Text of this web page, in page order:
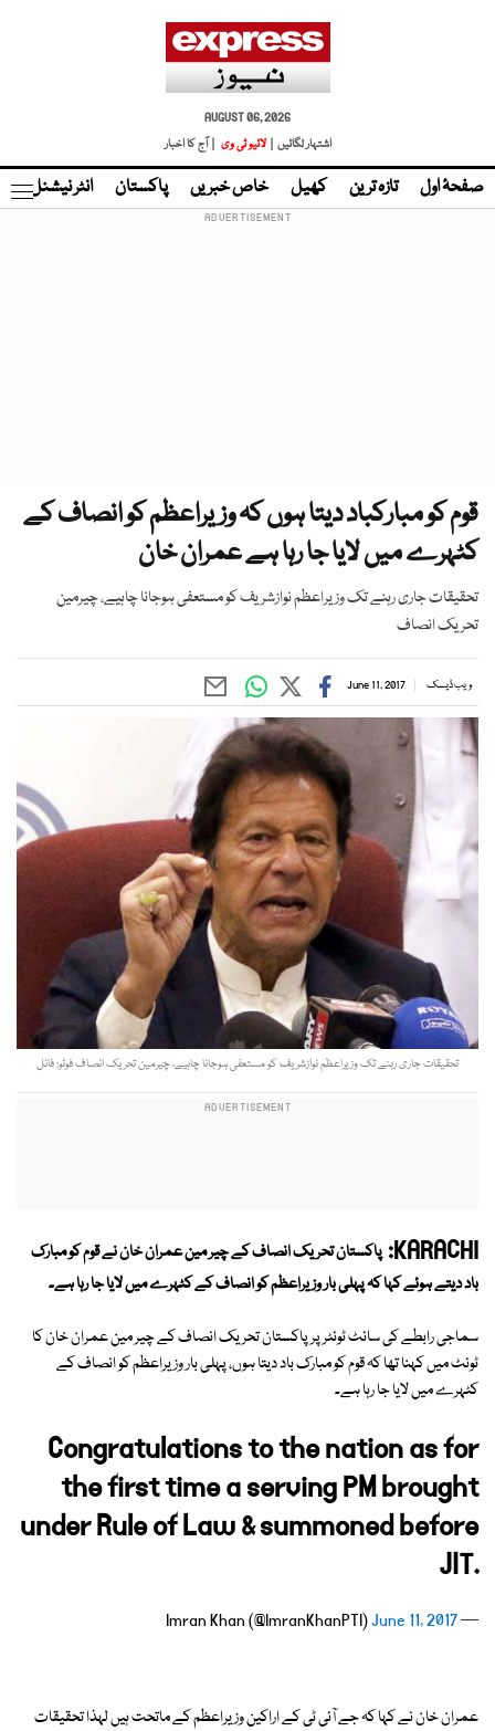
AUGUST 06, 2026
اشتہار لگائیں |
لائیو ٹی وی | آج کا اخبار
صفحۂ اول تازہ ترین کھیل خاص خبریں پاکستان انٹر نیشنل
قوم کو مبارکباد دیتا ہوں کہ وزیراعظم کو انصاف کے
کٹہرے میں لایا جا رہا ہے عمران خان
تحقیقات جاری رہنے تک وزیراعظم نوازشریف کو مستعفی ہوجانا چاہیے، چیرمین
تحریک انصاف
ویب ڈیسک June 11, 2017
تحقیقات جاری رہنے تک وزیراعظم نوازشریف کو مستعفی ہوجانا چاہیے، چیرمین تحریک انصاف فوٹو: فائل
KARACHI: پاکستان تحریک انصاف کے چیر مین عمران خان نے قوم کو مبارک
باد دیتے ہوئے کہا کہ پہلی بار وزیراعظم کو انصاف کے کٹہرے میں لایا جا رہا ہے۔
سماجی رابطے کی سائٹ ٹوئٹر پر پاکستان تحریک انصاف کے چیر مین عمران خان کا
ٹوئٹ میں کہنا تھا کہ قوم کو مبارک باد دیتا ہوں، پہلی بار وزیراعظم کو انصاف کے
کٹہرے میں لایا جا رہا ہے۔
Congratulations to the nation as for
the first time a serving PM brought
under Rule of Law & summoned before
JIT.
— Imran Khan (@ImranKhanPTI)
June 11, 2017
عمران خان نے کہا کہ جے آئی ٹی کے اراکین وزیراعظم کے ماتحت ہیں لہذا تحقیقات